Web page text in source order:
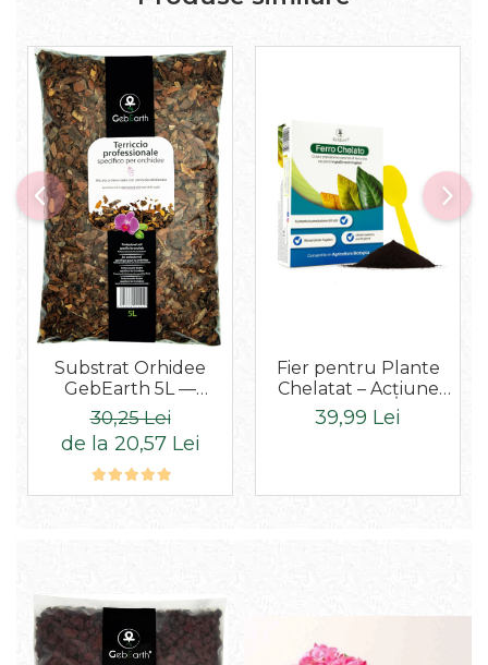
Substrat Orhidee
GebEarth 5L —
Scoarță de Pin 8-
15mm, 100% Natural
30,25 Lei
de la 20,57 Lei
Fier pentru Plante
Chelatat – Acțiune
rapidă împotriva
clorozei și îngălbenirii,
pomi fructiferi
39,99 Lei